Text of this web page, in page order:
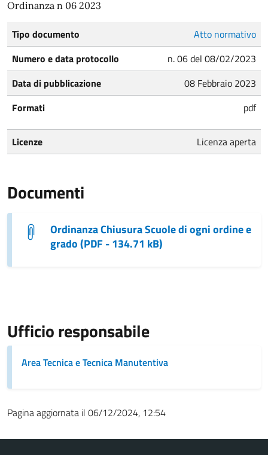
Ordinanza n 06 2023
Tipo documento
Atto normativo
Numero e data protocollo
n. 06 del 08/02/2023
Data di pubblicazione
08 Febbraio 2023
Formati
pdf
Licenze Licenza aperta
Documenti
Ordinanza Chiusura Scuole di ogni ordine e
grado (PDF - 134.71 kB)
Ufficio responsabile
Area Tecnica e Tecnica Manutentiva
Pagina aggiornata il 06/12/2024, 12:54